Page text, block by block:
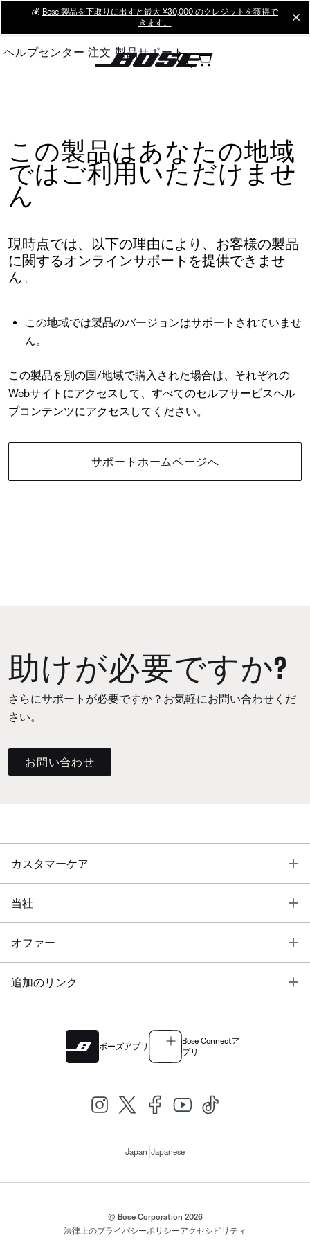
Main
💰 Bose 製品を下取りに出すと最大 ¥30,000 のクレジットを獲得で
きます。
ヘルプセンター 注文 製品サポート
この製品はあなたの地域
ではご利用いただけませ
ん
現時点では、以下の理由により、お客様の製品
に関するオンラインサポートを提供できませ
ん。
この地域では製品のバージョンはサポートされていませ
ん。
この製品を別の国/地域で購入された場合は、それぞれの
Webサイトにアクセスして、すべてのセルフサービスヘル
プコンテンツにアクセスしてください。
サポートホームページへ
助けが必要ですか?
さらにサポートが必要ですか？お気軽にお問い合わせくだ
さい。
お問い合わせ
カスタマーケア
当社
オファー
追加のリンク
ボーズアプリ
Bose Connectア
プリ
Japan Japanese
© Bose Corporation 2026
法律上のプライバシーポリシーアクセシビリティ